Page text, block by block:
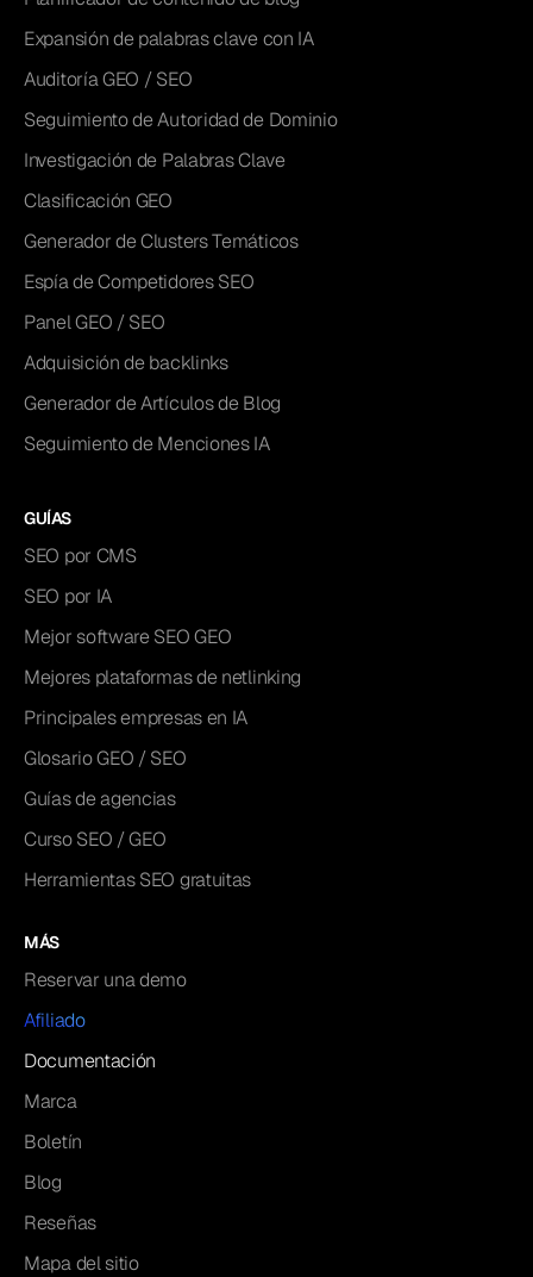
Expansión de palabras clave con IA
Auditoría GEO / SEO
Seguimiento de Autoridad de Dominio
Investigación de Palabras Clave
Clasificación GEO
Generador de Clusters Temáticos
Espía de Competidores SEO
Panel GEO / SEO
Adquisición de backlinks
Generador de Artículos de Blog
Seguimiento de Menciones IA
GUÍAS
SEO por CMS
SEO por IA
Mejor software SEO GEO
Mejores plataformas de netlinking
Principales empresas en IA
Glosario GEO / SEO
Guías de agencias
Curso SEO / GEO
Herramientas SEO gratuitas
MÁS
Reservar una demo
Afiliado
Documentación
Marca
Boletín
Blog
Reseñas
Mapa del sitio